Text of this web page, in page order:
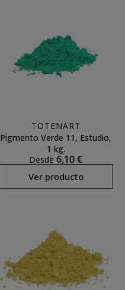
TOTENART
Pigmento Verde 11, Estudio,
1 kg.
Desde 6,10 €
Ver producto